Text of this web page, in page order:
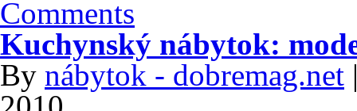
Comments
Kuchynský nábytok:
By nábytok - dobremag.net